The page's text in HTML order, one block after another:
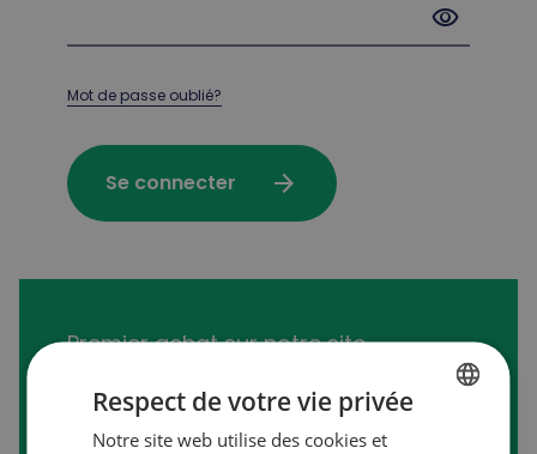
visibility
Mot de passe oublié?
Se connecter arrow_forward
Premier achat sur notre site
Respect de votre vie privée
Notre site web utilise des cookies et